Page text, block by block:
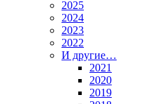
2025
2024
2023
2022
И другие…
2021
2020
2019